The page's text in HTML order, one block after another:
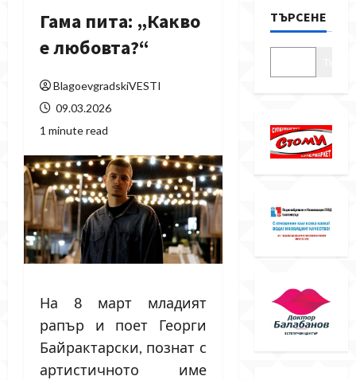
Гама пита: „Какво
е любовта?“
BlagoevgradskiVESTI
09.03.2026
1 minute read
На 8 март младият
рапър и поет Георги
Байрактарски, познат с
артистичното име
ТЪРСЕНЕ